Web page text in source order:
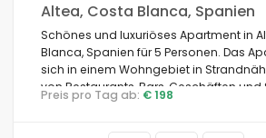
Altea, Costa Blanca, Spanien
Schönes und luxuriöses Apartment in
Blanca, Spanien für 5 Personen. Das
sich in einem Wohngebiet in
von Restaurants, Bars, Geschäften und
200 m vom Strand und 0,05 km von
Preis pro Tag ab: € 198